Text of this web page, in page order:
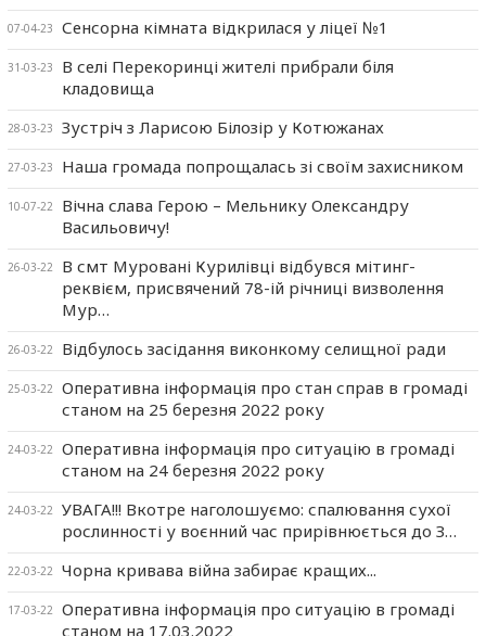
07-04-23 Сенсорна кімната відкрилася у ліцеї №1
31-03-23
В селі Перекоринці жителі прибрали біля
кладовища
28-03-23 Зустріч з Ларисою Білозір у Котюжанах
27-03-23 Наша громада попрощалась зі своїм захисником
10-07-22
Вічна слава Герою – Мельнику Олександру
Васильовичу!
26-03-22
В смт Муровані Курилівці відбувся мітинг-
реквієм, присвячений 78-ій річниці визволення
Мур…
26-03-22 Відбулось засідання виконкому селищної ради
25-03-22 Оперативна інформація про стан справ в громаді
станом на 25 березня 2022 року
24-03-22 Оперативна інформація про ситуацію в громаді
станом на 24 березня 2022 року
24-03-22 УВАГА!!! Вкотре наголошуємо: спалювання сухої
рослинності у воєнний час прирівнюється до З…
22-03-22 Чорна кривава війна забирає кращих...
17-03-22 Оперативна інформація про ситуацію в громаді
станом на 17.03.2022